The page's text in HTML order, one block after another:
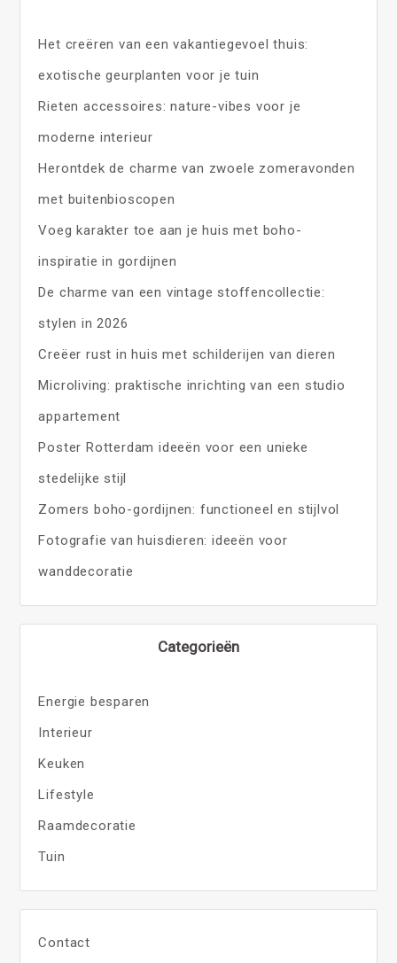
Het creëren van een vakantiegevoel thuis:
exotische geurplanten voor je tuin
Rieten accessoires: nature-vibes voor je
moderne interieur
Herontdek de charme van zwoele zomeravonden
met buitenbioscopen
Voeg karakter toe aan je huis met boho-
inspiratie in gordijnen
De charme van een vintage stoffencollectie:
stylen in 2026
Creëer rust in huis met schilderijen van dieren
Microliving: praktische inrichting van een studio
appartement
Poster Rotterdam ideeën voor een unieke
stedelijke stijl
Zomers boho-gordijnen: functioneel en stijlvol
Fotografie van huisdieren: ideeën voor
wanddecoratie
Categorieën
Energie besparen
Interieur
Keuken
Lifestyle
Raamdecoratie
Tuin
Contact